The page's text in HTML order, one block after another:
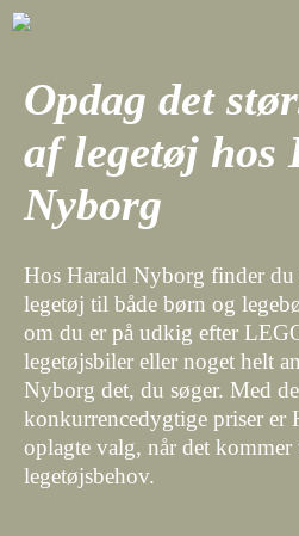
Opdag det
af legetøj hos
Nyborg
Hos Harald Nyborg finder du
legetøj til både børn og
om du er på udkig efter
legetøjsbiler eller noget helt
Nyborg det, du søger. Med
konkurrencedygtige priser er
oplagte valg, når det
legetøjsbehov.